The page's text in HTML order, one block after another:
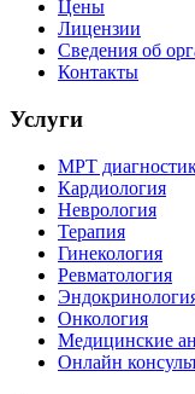
Цены
Лицензии
Сведения об
Контакты
Услуги
МРТ
Кардиология
Неврология
Терапия
Гинекология
Ревматология
Онкология
Медицинские
Онлайн